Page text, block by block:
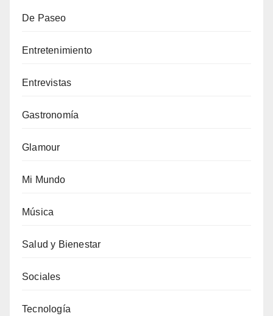
De Paseo
Entretenimiento
Entrevistas
Gastronomía
Glamour
Mi Mundo
Música
Salud y Bienestar
Sociales
Tecnología